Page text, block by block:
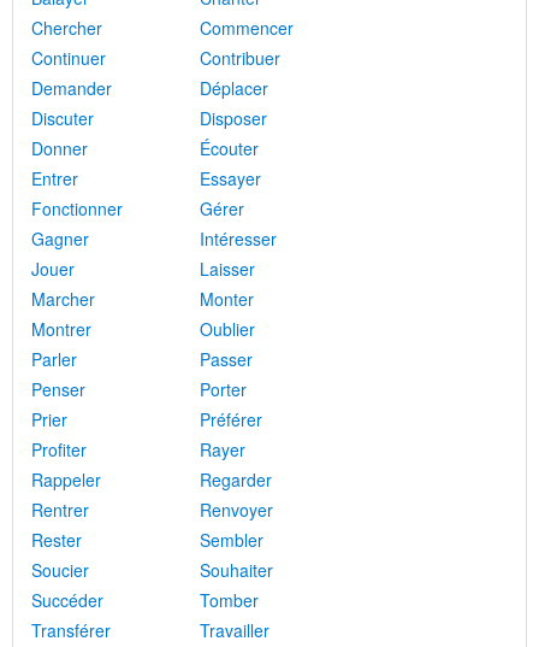
Chercher
Commencer
Continuer
Contribuer
Demander
Déplacer
Discuter
Disposer
Donner
Écouter
Entrer
Essayer
Fonctionner
Gérer
Gagner
Intéresser
Jouer
Laisser
Marcher
Monter
Montrer
Oublier
Parler
Passer
Penser
Porter
Prier
Préférer
Profiter
Rayer
Rappeler
Regarder
Rentrer
Renvoyer
Rester
Sembler
Soucier
Souhaiter
Succéder
Tomber
Transférer
Travailler